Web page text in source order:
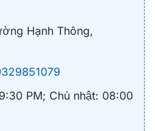
Hạnh Thông,
PM; Chủ nhật: 08:00